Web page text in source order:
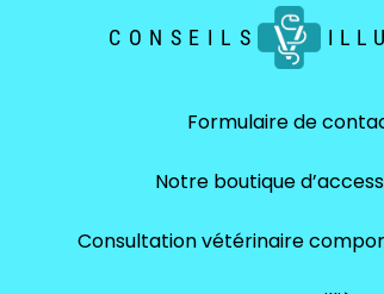
CONSEILS
Formulaire de
Notre boutique
Consultation vétérinaire